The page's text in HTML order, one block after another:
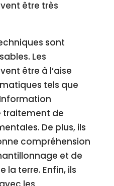
être très
sont
Les
être à l’aise
tels que
traitement de
De plus, ils
compréhension
et de
la terre. Enfin, ils